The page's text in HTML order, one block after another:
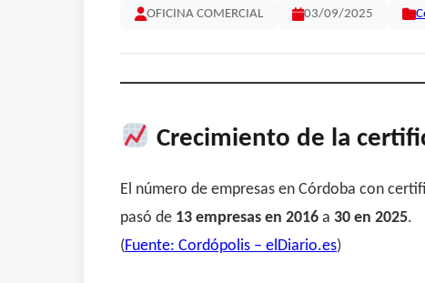
OFICINA COMERCIAL 03/09/2025
Crecimiento de la
El número de empresas en Córdoba con
pasó de 13 empresas en 2016 a 30 en 2025.
(Fuente: Cordópolis – elDiario.es)